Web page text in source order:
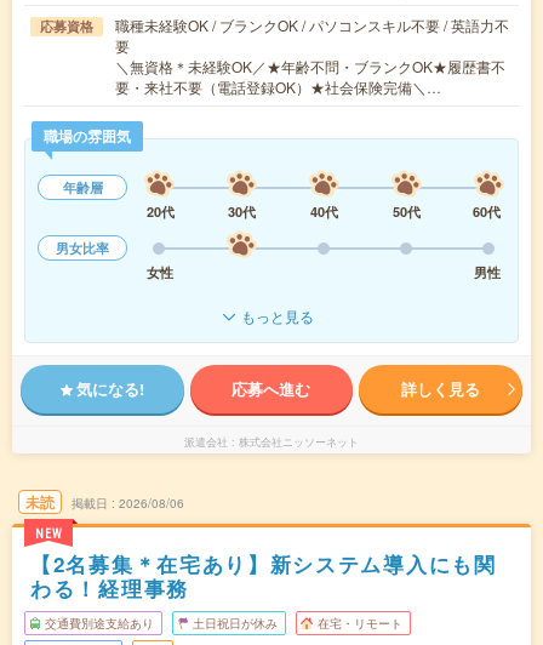
応募資格
職種未経験OK / ブランクOK / パソコンスキル不要 / 英語力不
要
＼無資格＊未経験OK／★年齢不問・ブランクOK★履歴書不
要・来社不要（電話登録OK）★社会保険完備＼…
職場の雰囲気
年齢層
20代
30代 40代 50代
60代
男女比率
女性
男性
もっと見る
気になる! 応募へ進む 詳しく見る
派遣会社 株式会社ニッソーネット
未読
NEW
掲載日 2026/08/06
【2名募集＊在宅あり】新システム導入にも関
わる！経理事務
交通費別途支給あり 土日祝日が休み 在宅・リモート